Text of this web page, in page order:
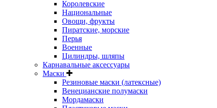
Королевские
Национальные
Овощи, фрукты
Пиратские, морские
Перья
Военные
Цилиндры, шляпы
Карнавальные аксессуары
Маски
Резиновые маски (латексные)
Венецианские полумаски
Мордамаски